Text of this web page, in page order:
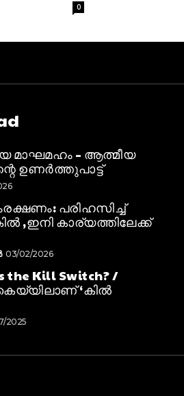
0
മാഘമഹം – ആത്മീയ
ഉണർത്തുപാട്ട്
പരിഹസിച്ച്
,ഇനി കാര്യത്തിലേക്ക്
03/02/2026
the Kill Switch? /
‘കിൽ
2025